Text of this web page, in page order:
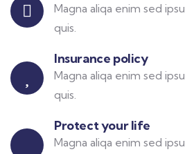
Magna aliqa enim sed
quis.
Insurance policy
Magna aliqa enim sed
quis.
Protect your life
Magna aliqa enim sed